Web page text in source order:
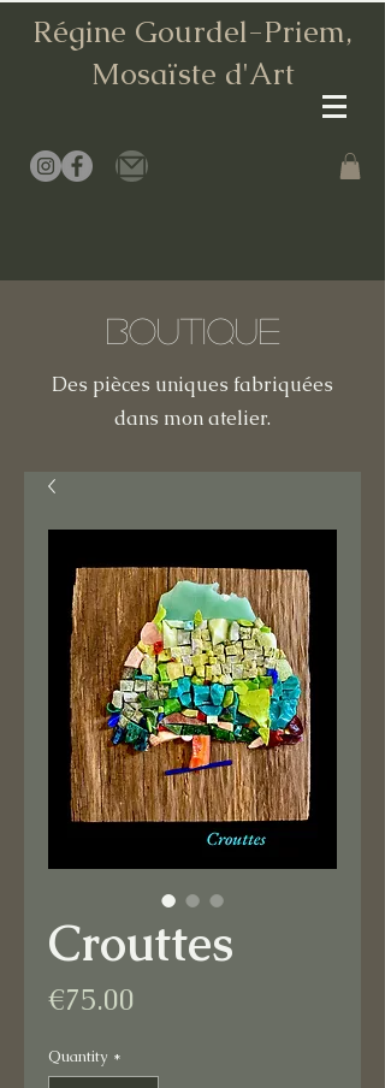
Régine Gourdel-Priem,
Mosaïste d'Art
Boutique
Des pièces uniques fabriquées
dans mon atelier.
Crouttes
€75.00
Quantity *